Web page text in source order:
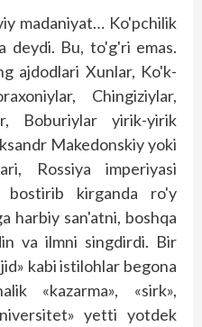
madaniyat… Ko'pchilik
deydi. Bu, to'g'ri emas.
ajdodlari Xunlar, Ko'k­
Chingiziylar,
Boburiylar yirik-yirik
Makedonskiy yoki
Rossiya imperiyasi
bostirib kirganda ro'y
harbiy san'atni, boshqa
va ilmni singdirdi. Bir
kabi istilohlar begona
«kazarma», «sirk»,
yetti yotdek